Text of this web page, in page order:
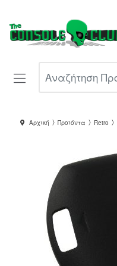
Αρχική Προϊόντα Retro